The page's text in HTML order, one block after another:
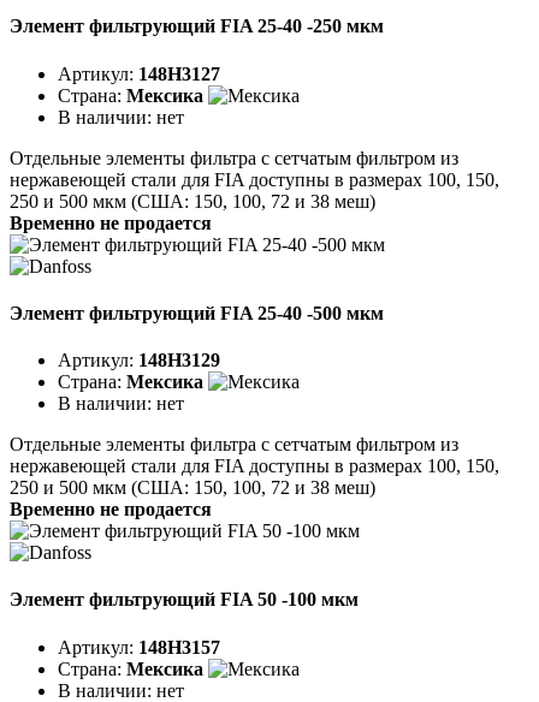
Элемент фильтрующий FIA 25-40 -250 мкм
Артикул: 148H3127
Страна: Мексика
В наличии: нет
Отдельные элементы фильтра с сетчатым фильтром из
нержавеющей стали для FIA доступны в размерах 100, 150,
250 и 500 мкм (США: 150, 100, 72 и 38 меш)
Временно не продается
Элемент фильтрующий FIA 25-40 -500 мкм
Артикул: 148H3129
Страна: Мексика
В наличии: нет
Отдельные элементы фильтра с сетчатым фильтром из
нержавеющей стали для FIA доступны в размерах 100, 150,
250 и 500 мкм (США: 150, 100, 72 и 38 меш)
Временно не продается
Элемент фильтрующий FIA 50 -100 мкм
Артикул: 148H3157
Страна: Мексика
В наличии: нет